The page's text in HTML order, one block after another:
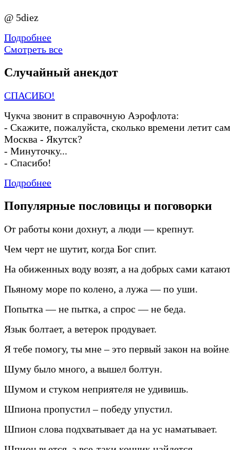
@ 5diez
Подробнее
Смотреть все
Случайный анекдот
СПАСИБО!
Чукча звонит в справочную Аэрофлота:
- Скажите, пожалуйста, сколько времени летит
Москва - Якутск?
- Минуточку...
- Спасибо!
Подробнее
Популярные пословицы и поговорки
От работы кони дохнут, а люди — крепнут.
Чем черт не шутит, когда Бог спит.
На обиженных воду возят, а на добрых сами
Пьяному море по колено, а лужа — по уши.
Попытка — не пытка, а спрос — не беда.
Язык болтает, а ветерок продувает.
Я тебе помогу, ты мне – это первый закон на
Шуму было много, а вышел болтун.
Шумом и стуком неприятеля не удивишь.
Шпиона пропустил – победу упустил.
Шпион слова подхватывает да на ус наматывает.